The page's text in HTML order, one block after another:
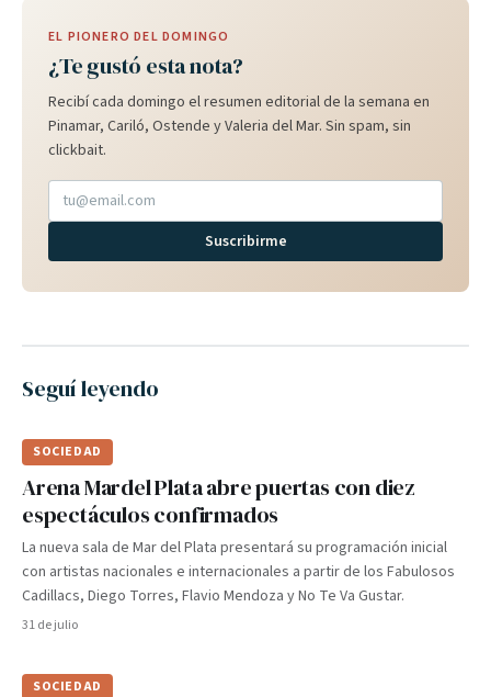
EL PIONERO DEL DOMINGO
¿Te gustó esta nota?
Recibí cada domingo el resumen editorial de la semana en
Pinamar, Cariló, Ostende y Valeria del Mar. Sin spam, sin
clickbait.
Suscribirme
Seguí leyendo
SOCIEDAD
Arena Mardel Plata abre puertas con diez
espectáculos confirmados
La nueva sala de Mar del Plata presentará su programación inicial
con artistas nacionales e internacionales a partir de los Fabulosos
Cadillacs, Diego Torres, Flavio Mendoza y No Te Va Gustar.
31 de julio
SOCIEDAD